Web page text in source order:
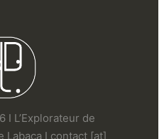
L’Explorateur de
Labaca I contact [at]